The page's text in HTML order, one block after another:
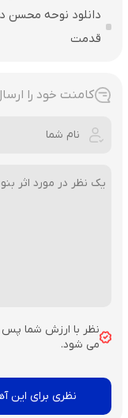
دانلود نوحه محسن
قدمت
کامنت خود را
نظر با ارزش شما پس
می شود.
نظری برای این